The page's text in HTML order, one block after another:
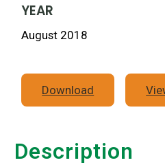
YEAR
August 2018
Download
Description